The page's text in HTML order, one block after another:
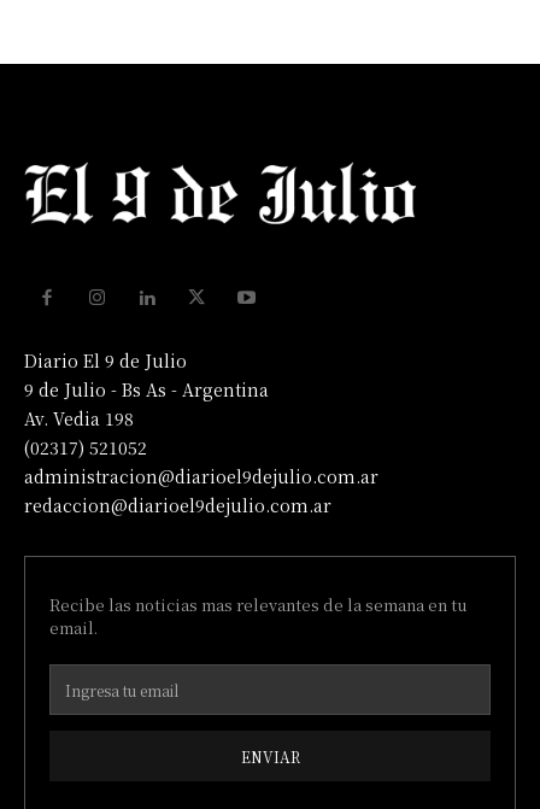
Diario El 9 de Julio
9 de Julio - Bs As - Argentina
Av. Vedia 198
(02317) 521052
administracion@diarioel9dejulio.com.ar
redaccion@diarioel9dejulio.com.ar
Recibe las noticias mas relevantes de la semana en tu
email.
ENVIAR